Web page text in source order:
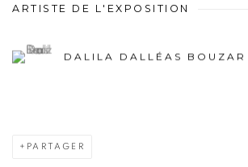
ARTISTE DE L'EXPOSITION
DALILA DALLÉAS BOUZAR
PARTAGER